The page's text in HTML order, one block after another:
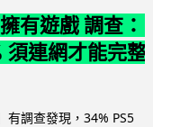
有遊戲 調查：
連網才能完整
有調查發現，34% PS5